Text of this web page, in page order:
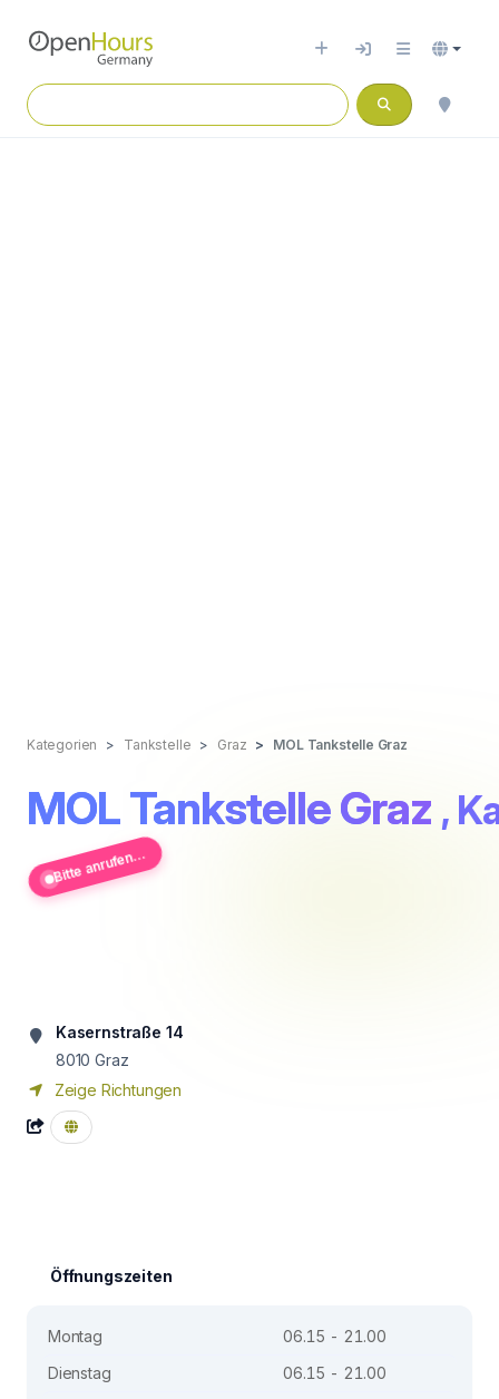
Kategorien Tankstelle Graz MOL Tankstelle Graz
MOL Tankstelle Graz ,
Bitte anrufen...
Kasernstraße 14
8010 Graz
Zeige Richtungen
Öffnungszeiten
Montag
06.15 - 21.00
Dienstag
06.15 - 21.00